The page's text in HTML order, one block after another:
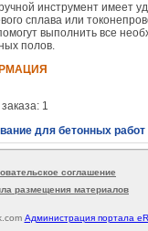
инструмент имеет
сплава или
выполнить все
полов.
1
для бетонных работ
соглашение
размещения материалов
Администрация портала